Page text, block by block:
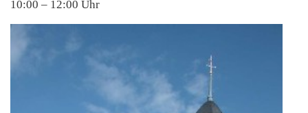
10:00 – 12:00 Uhr